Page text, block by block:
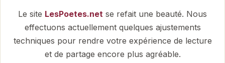
Le site LesPoetes.net se refait une beauté. Nous
effectuons actuellement quelques ajustements
techniques pour rendre votre expérience de lecture
et de partage encore plus agréable.